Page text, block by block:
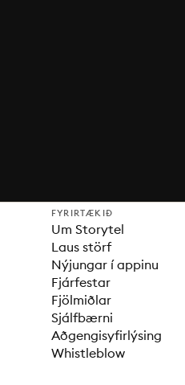
FYRIRTÆKIÐ
Um Storytel
Laus störf
Nýjungar í appinu
Fjárfestar
Fjölmiðlar
Sjálfbærni
Aðgengisyfirlýsing
Whistleblow